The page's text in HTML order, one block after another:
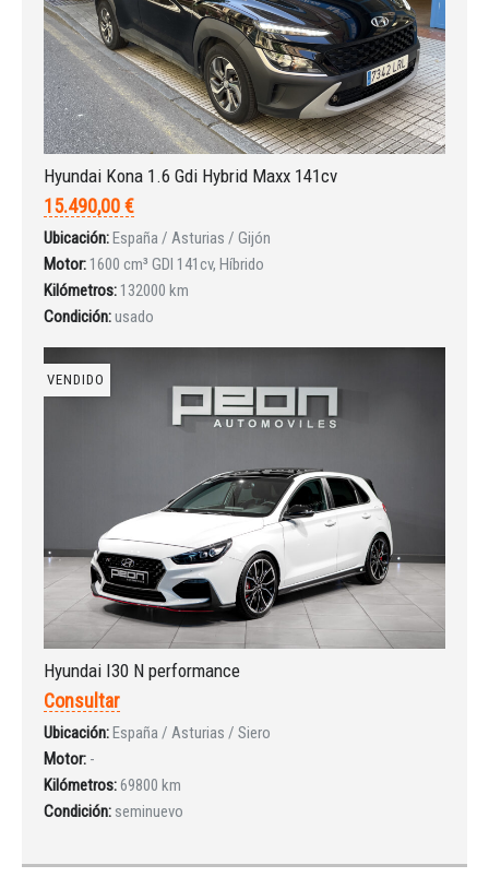
Hyundai Kona 1.6 Gdi Hybrid Maxx 141cv
15.490,00 €
Ubicación:España / Asturias / Gijón
Motor: 1600 cm³ GDI 141cv, Híbrido
Kilómetros: 132000 km
Condición:usado
VENDIDO
Hyundai I30 N performance
Consultar
Ubicación:España / Asturias / Siero
Motor: -
Kilómetros:69800 km
Condición: seminuevo